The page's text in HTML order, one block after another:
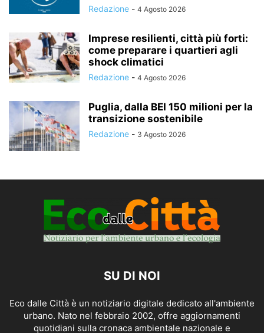
Redazione - 4 Agosto 2026
Imprese resilienti, città più forti:
come preparare i quartieri agli
shock climatici
Redazione - 4 Agosto 2026
Puglia, dalla BEI 150 milioni per la
transizione sostenibile
Redazione - 3 Agosto 2026
SU DI NOI
Eco dalle Città è un notiziario digitale dedicato all'ambiente
urbano. Nato nel febbraio 2002, offre aggiornamenti
quotidiani sulla cronaca ambientale nazionale e